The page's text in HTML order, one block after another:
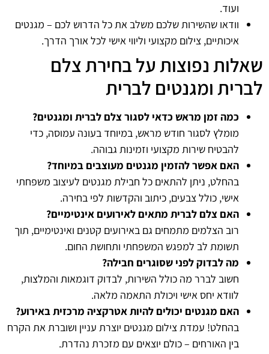
ועוד.
וודאו שהשירות שלכם משלב את כל הדרוש לכם – מגנטים
איכותיים, צילום מקצועי וליווי אישי לכל אורך הדרך.
שאלות נפוצות על בחירת צלם
לברית ומגנטים לברית
כמה זמן מראש כדאי לסגור צלם לברית ומגנטים?
מומלץ לסגור חודש מראש, במיוחד בעונה עמוסה, כדי
להבטיח שירות מקצועי וזמינות גבוהה.
האם אפשר להזמין מגנטים מעוצבים במיוחד?
בהחלט, ניתן להתאים כל חבילת מגנטים לעיצוב משפחתי
אישי, כולל צבעים, כיתוב והקדשות לפי בחירה.
האם צלם לברית מתאים לאירועים אינטימיים?
רוב הצלמים מתמחים גם באירועים קטנים ואינטימיים, תוך
תשומת לב למפגש המשפחתי ותחושת החום.
מה לבדוק לפני שסוגרים חבילה?
חשוב לברר מה כולל השירות, לבדוק דוגמאות והמלצות,
לוודא יחס אישי ויכולת התאמה מלאה.
האם מגנטים יכולים להיות אטרקציה מרכזית באירוע?
בהחלט! עמדת צילום מגנטים יוצרת עניין ושוברת את הקרח
בין האורחים – כולם יוצאים עם מזכרת נהדרת.